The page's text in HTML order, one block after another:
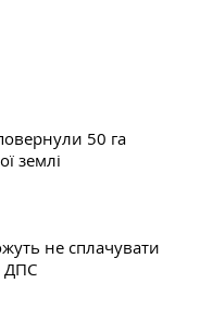
50 га
землі
не сплачувати
ДПС